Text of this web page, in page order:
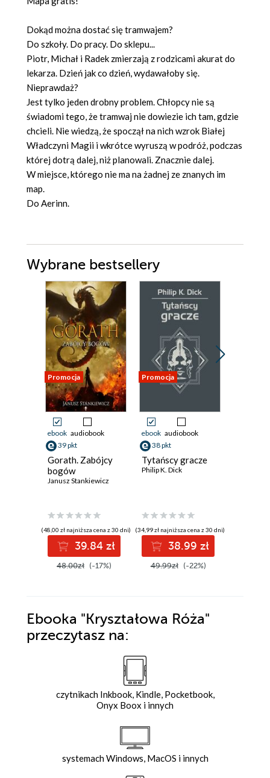
Dokąd można dostać się tramwajem?
Do szkoły. Do pracy. Do sklepu...
Piotr, Michał i Radek zmierzają z rodzicami akurat do
lekarza. Dzień jak co dzień, wydawałoby się.
Nieprawdaż?
Jest tylko jeden drobny problem. Chłopcy nie są
świadomi tego, że tramwaj nie dowiezie ich tam, gdzie
chcieli. Nie wiedzą, że spoczął na nich wzrok Białej
Władczyni Magii i wkrótce wyruszą w podróż, podczas
której dotrą dalej, niż planowali. Znacznie dalej.
W miejsce, którego nie ma na żadnej ze znanych im
map.
Do Aerinn.
Wybrane bestsellery
Promocja
ebook audiobook
39 pkt
Gorath. Zabójcy
bogów
Janusz Stankiewicz
(48,00 zł najniższa cena z 30 dni)
39.84 zł
48.00zł (-17%)
Promocja
ebook audiobook
38 pkt
Tytańscy gracze
Philip K. Dick
(34,99 zł najniższa cena z 30 dni)
38.99 zł
49.99zł (-22%)
Ebooka "Kryształowa Róża"
przeczytasz na:
czytnikach Inkbook, Kindle, Pocketbook,
Onyx Boox i innych
systemach Windows, MacOS i innych